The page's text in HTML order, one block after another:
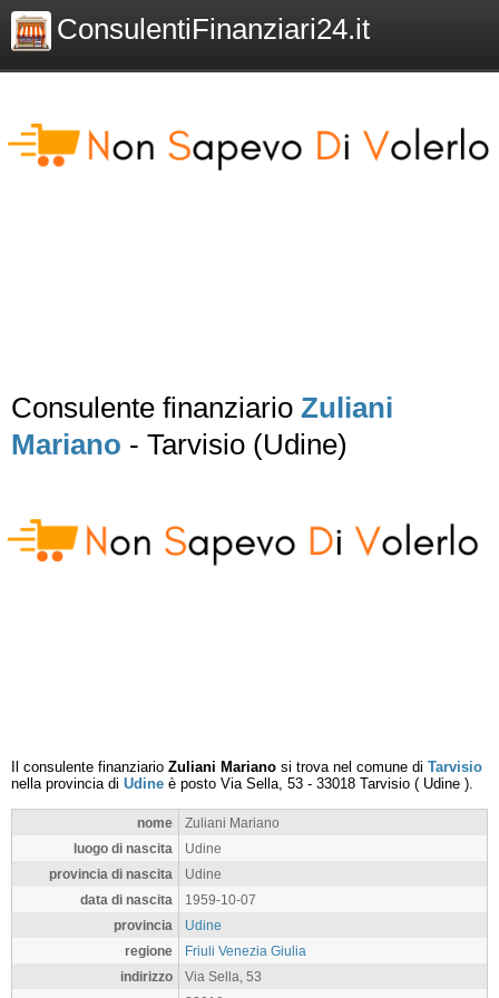
ConsulentiFinanziari24.it
Consulente finanziario Zuliani
Mariano - Tarvisio (Udine)
Il consulente finanziario Zuliani Mariano si trova nel comune di Tarvisio
nella provincia di Udine è posto Via Sella, 53 - 33018 Tarvisio ( Udine ).
nome
Zuliani Mariano
luogo di nascita
Udine
provincia di nascita
Udine
data di nascita
1959-10-07
provincia
Udine
regione
Friuli Venezia Giulia
indirizzo
Via Sella, 53